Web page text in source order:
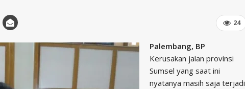
24
Palembang, BP
Kerusakan jalan provinsi
Sumsel yang saat ini
nyatanya masih saja terjadi